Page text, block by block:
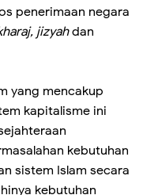
penerimaan negara
jizyahdan
yang mencakup
kapitalisme ini
kebutuhan
sistem Islam secara
kebutuhan